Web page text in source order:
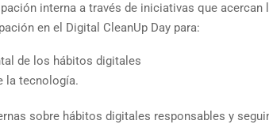
interna a través de iniciativas que
en el Digital CleanUp Day para:
de los hábitos digitales
la tecnología.
sobre hábitos digitales responsables y